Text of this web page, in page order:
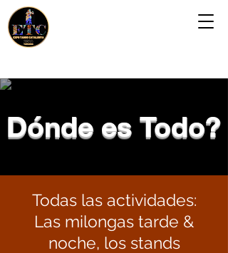
Dónde es Todo?
Todas las actividades:
Las milongas tarde &
noche, los stands